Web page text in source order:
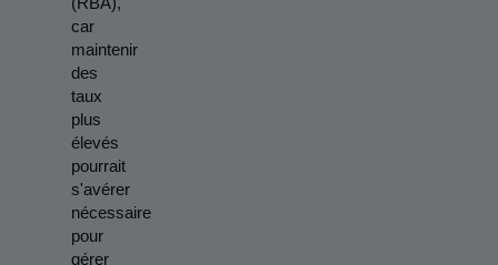
(RBA),
car
maintenir
des
taux
plus
élevés
pourrait
s'avérer
nécessaire
pour
gérer